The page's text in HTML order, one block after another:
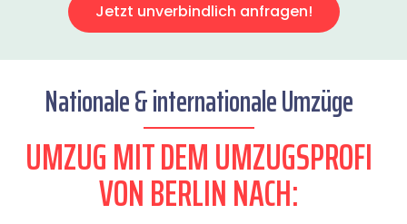
Jetzt unverbindlich anfragen!
Nationale & internationale Umzüge
UMZUG MIT DEM UMZUGSPROFI
VON BERLIN NACH: